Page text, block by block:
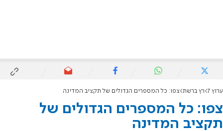
ערוץ 7 רץ ברשת צפו: כל המספרים הגדולים של תקציב המדינה
צפו: כל המספרים הגדולים של
תקציב המדינה